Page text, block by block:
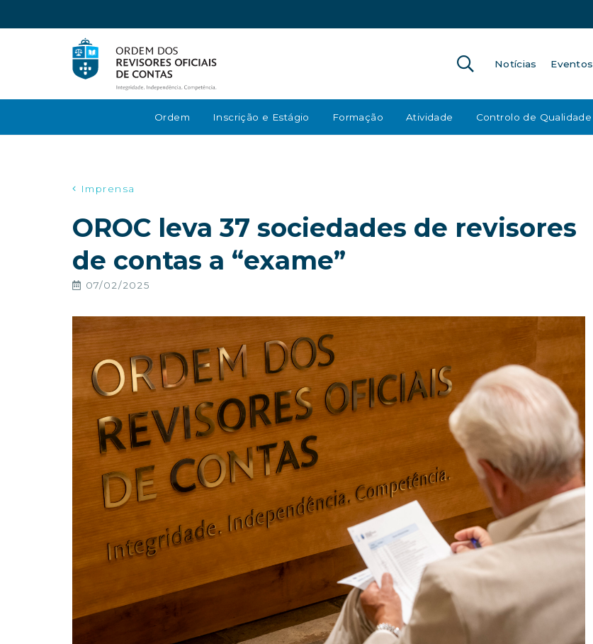
Notícias Eventos
Ordem Inscrição e Estágio Formação Atividade Controlo de Qualidade
Imprensa
OROC leva 37 sociedades de revisores
de contas a “exame”
07/02/2025